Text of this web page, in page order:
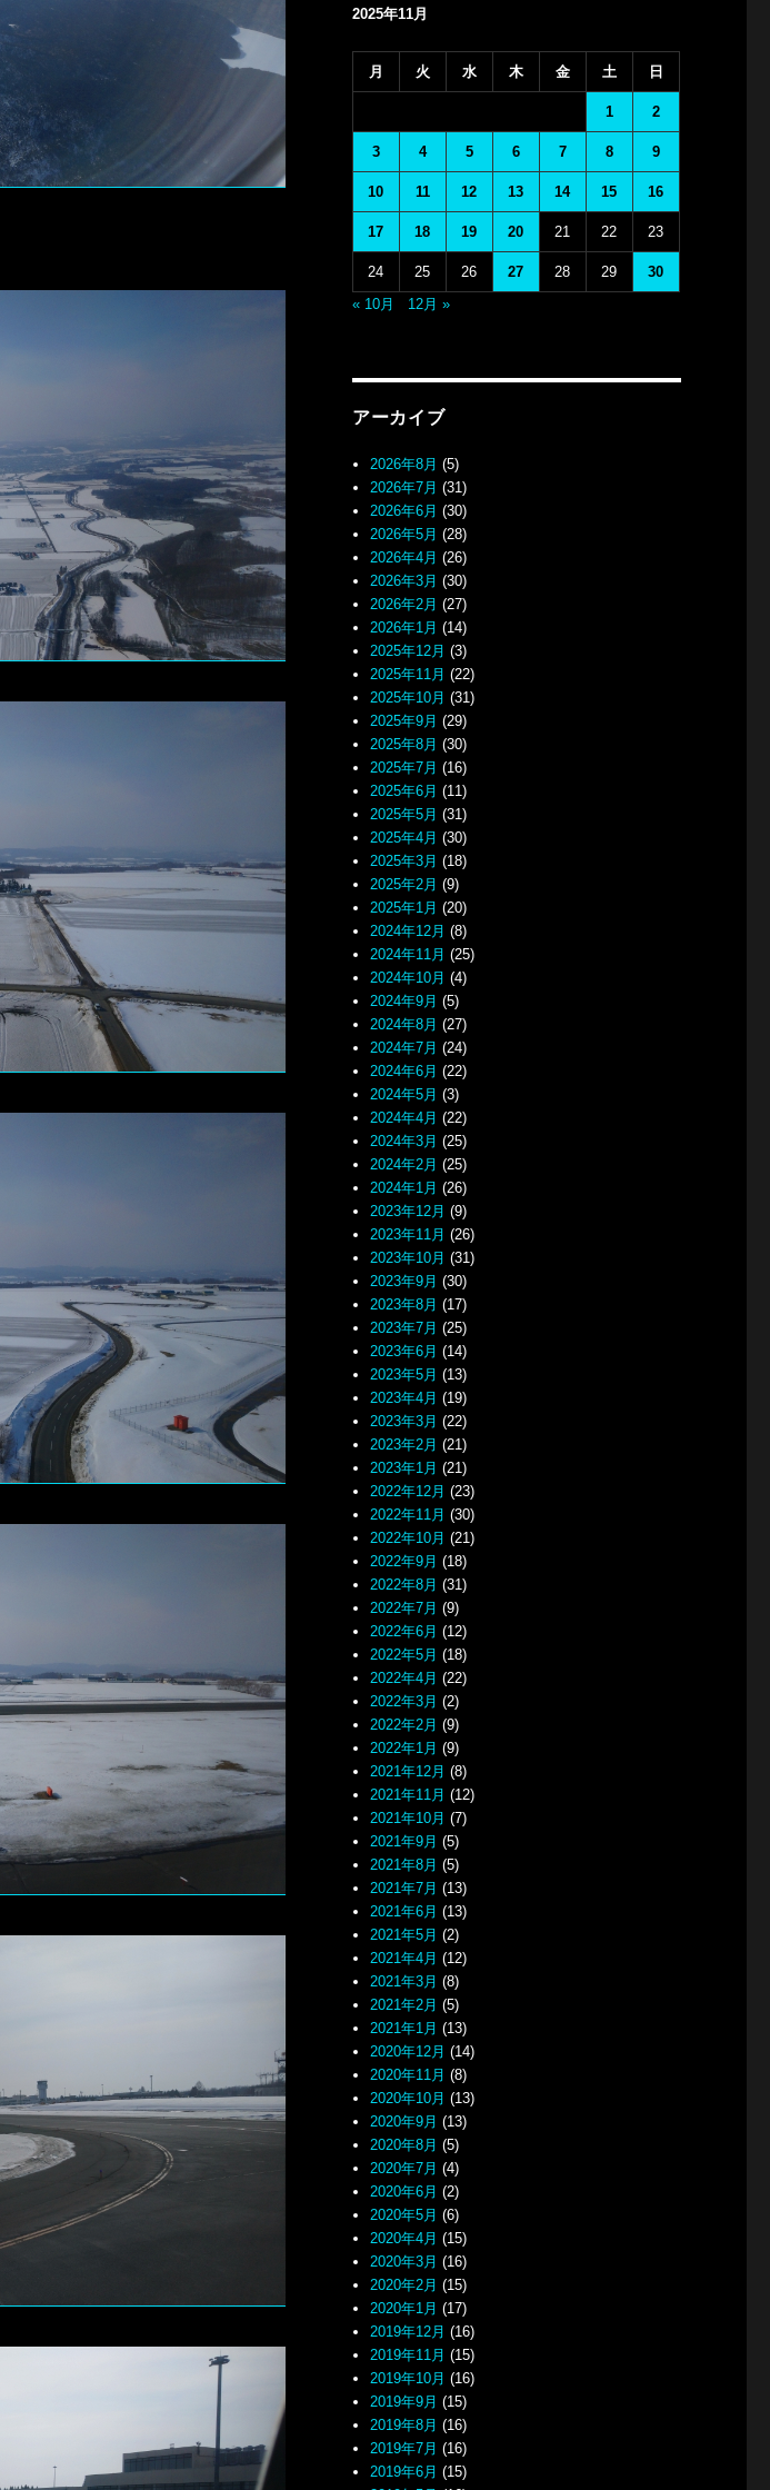
2025年11月
月 火 水 木 金 土 日
1 2
3 4 5 6 7 8 9
10 11 12 13 14 15 16
17 18 19 20 21 22 23
24 25 26 27 28 29
30
« 10月
12月 »
アーカイブ
2026年8月 (5)
2026年7月 (31)
2026年6月 (30)
2026年5月 (28)
2026年4月 (26)
2026年3月 (30)
2026年2月 (27)
2026年1月 (14)
2025年12月 (3)
2025年11月 (22)
2025年10月 (31)
2025年9月 (29)
2025年8月 (30)
2025年7月 (16)
2025年6月 (11)
2025年5月 (31)
2025年4月 (30)
2025年3月 (18)
2025年2月 (9)
2025年1月 (20)
2024年12月 (8)
2024年11月 (25)
2024年10月 (4)
2024年9月 (5)
2024年8月 (27)
2024年7月 (24)
2024年6月 (22)
2024年5月 (3)
2024年4月 (22)
2024年3月 (25)
2024年2月 (25)
2024年1月 (26)
2023年12月 (9)
2023年11月 (26)
2023年10月 (31)
2023年9月 (30)
2023年8月 (17)
2023年7月 (25)
2023年6月 (14)
2023年5月 (13)
2023年4月 (19)
2023年3月 (22)
2023年2月 (21)
2023年1月 (21)
2022年12月 (23)
2022年11月 (30)
2022年10月 (21)
2022年9月 (18)
2022年8月 (31)
2022年7月 (9)
2022年6月 (12)
2022年5月 (18)
2022年4月 (22)
2022年3月 (2)
2022年2月 (9)
2022年1月 (9)
2021年12月 (8)
2021年11月 (12)
2021年10月 (7)
2021年9月 (5)
2021年8月 (5)
2021年7月 (13)
2021年6月 (13)
2021年5月 (2)
2021年4月 (12)
2021年3月 (8)
2021年2月 (5)
2021年1月 (13)
2020年12月 (14)
2020年11月 (8)
2020年10月 (13)
2020年9月 (13)
2020年8月 (5)
2020年7月 (4)
2020年6月 (2)
2020年5月 (6)
2020年4月 (15)
2020年3月 (16)
2020年2月 (15)
2020年1月 (17)
2019年12月 (16)
2019年11月 (15)
2019年10月 (16)
2019年9月 (15)
2019年8月 (16)
2019年7月 (16)
2019年6月 (15)